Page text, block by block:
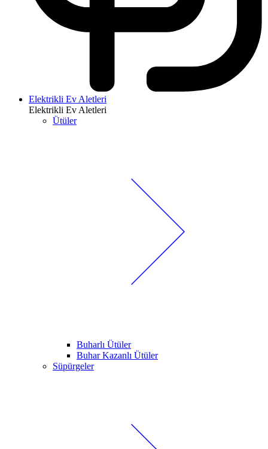
Elektrikli Ev Aletleri
Elektrikli Ev Aletleri
Ütüler
Buharlı Ütüler
Buhar Kazanlı Ütüler
Süpürgeler